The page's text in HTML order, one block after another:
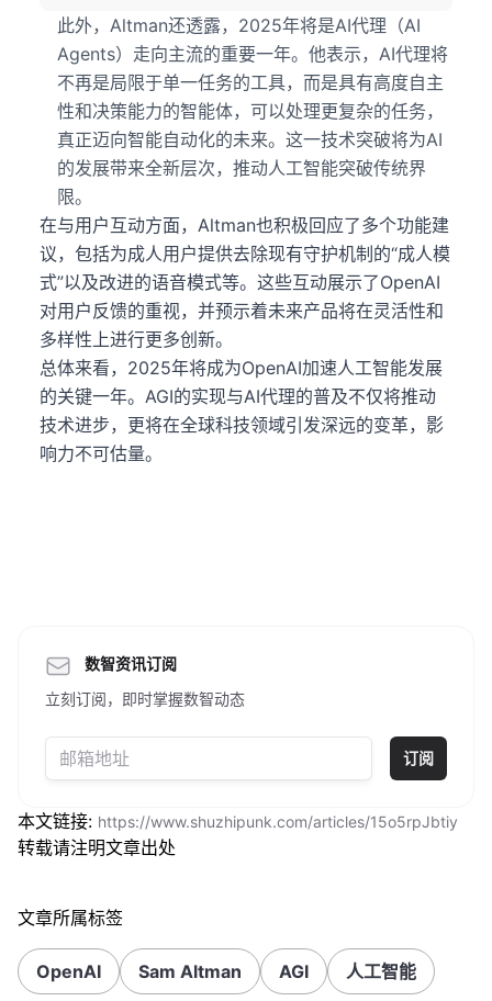
此外，Altman还透露，2025年将是AI代理（AI
Agents）走向主流的重要一年。他表示，AI代理将
不再是局限于单一任务的工具，而是具有高度自主
性和决策能力的智能体，可以处理更复杂的任务，
真正迈向智能自动化的未来。这一技术突破将为AI
的发展带来全新层次，推动人工智能突破传统界
限。
在与用户互动方面，Altman也积极回应了多个功能建
议，包括为成人用户提供去除现有守护机制的“成人模
式”以及改进的语音模式等。这些互动展示了OpenAI
对用户反馈的重视，并预示着未来产品将在灵活性和
多样性上进行更多创新。
总体来看，2025年将成为OpenAI加速人工智能发展
的关键一年。AGI的实现与AI代理的普及不仅将推动
技术进步，更将在全球科技领域引发深远的变革，影
响力不可估量。
数智资讯订阅
立刻订阅，即时掌握数智动态
订阅
本文链接: https://www.shuzhipunk.com/articles/15o5rpJbtiy
转载请注明文章出处
文章所属标签
OpenAI Sam Altman AGI 人工智能